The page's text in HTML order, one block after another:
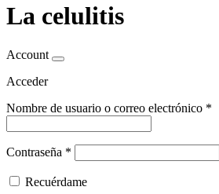
La celulitis
Account
Acceder
Nombre de usuario o correo electrónico *
Contraseña *
Recuérdame